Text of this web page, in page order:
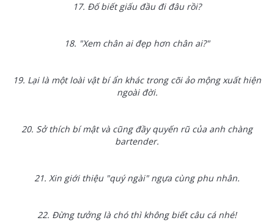
17. Đố biết giấu đầu đi đâu rồi?
18. "Xem chân ai đẹp hơn chân ai?"
19. Lại là một loài vật bí ẩn khác trong cõi ảo mộng xuất hiện
ngoài đời.
20. Sở thích bí mật và cũng đầy quyến rũ của anh chàng
bartender.
21. Xin giới thiệu "quý ngài" ngựa cùng phu nhân.
22. Đừng tưởng là chó thì không biết câu cá nhé!